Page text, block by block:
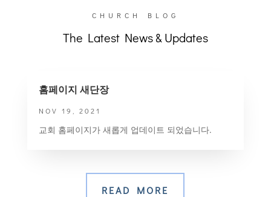
CHURCH BLOG
The Latest News & Updates
홈페이지 새단장
NOV 19, 2021
교회 홈페이지가 새롭게 업데이트 되었습니다.
READ MORE